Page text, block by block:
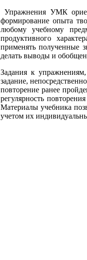
Упражнения УМК
формирование опыта
любому учебному
продуктивного
применять полученные
делать выводы и
Задания к
задание,
повторение ранее
регулярность
Материалы учебника
учетом их